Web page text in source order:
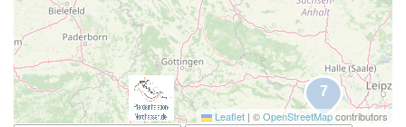
Leaflet | ©OpenStreetMapcontributors